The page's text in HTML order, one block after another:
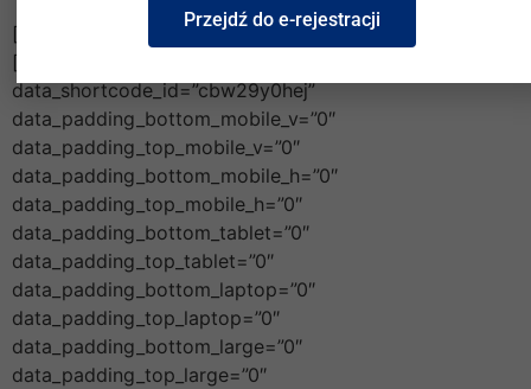
[/cmsmasters_text][/cmsmasters_column]
[/cmsmasters_row][cmsmasters_row
data_shortcode_id=”cbw29y0hej”
data_padding_bottom_mobile_v=”0″
data_padding_top_mobile_v=”0″
data_padding_bottom_mobile_h=”0″
data_padding_top_mobile_h=”0″
data_padding_bottom_tablet=”0″
data_padding_top_tablet=”0″
data_padding_bottom_laptop=”0″
data_padding_top_laptop=”0″
data_padding_bottom_large=”0″
data_padding_top_large=”0″
Przejdź do e-rejestracji